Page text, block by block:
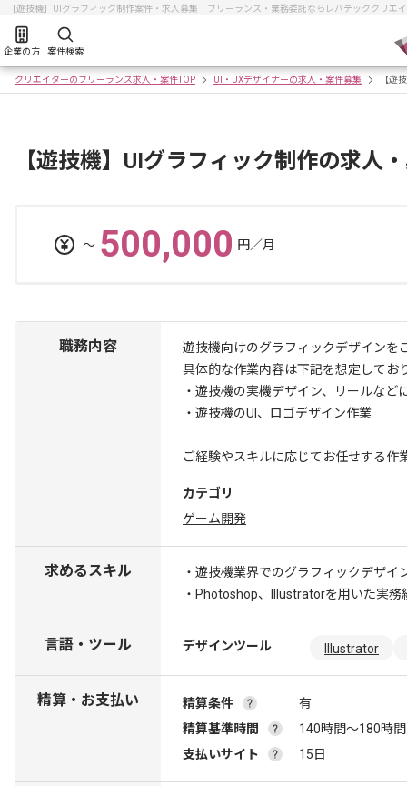
【遊技機】UIグラフィック制作案件・求人募集｜フリーランス・業務委託ならレバテッククリエ
企業の方 案件検索
クリエイターのフリーランス求人・案件TOP UI・UXデザイナーの求人・案件募集 【遊
【遊技機】UIグラフィック制作の求人
〜 500,000 円／月
職務内容
遊技機向けのグラフィックデザイン
具体的な作業内容は下記を想定してお
・遊技機の実機デザイン、リールなど
・遊技機のUI、ロゴデザイン作業
ご経験やスキルに応じてお任せする作
カテゴリ
ゲーム開発
求めるスキル
・遊技機業界でのグラフィックデザイ
・Photoshop、Illustratorを用いた実務
言語・ツール デザインツール Illustrator
精算・お支払い 精算条件
有
精算基準時間
140時間〜180時間
支払いサイト
15日